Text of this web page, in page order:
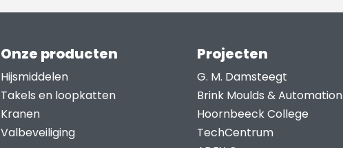
heeft
variaties.
kan
worden
Onze producten
Hijsmiddelen
Takels en loopkatten
Kranen
Valbeveiliging
Projecten
G. M. Damsteegt
Brink Moulds & Automation
Hoornbeeck College
TechCentrum